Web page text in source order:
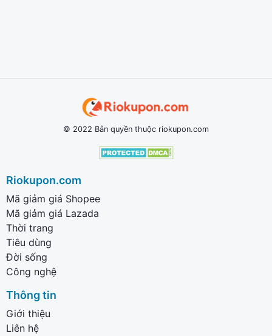
© 2022 Bản quyền thuộc riokupon.com
Riokupon.com
Mã giảm giá Shopee
Mã giảm giá Lazada
Thời trang
Tiêu dùng
Đời sống
Công nghệ
Thông tin
Giới thiệu
Liên hệ